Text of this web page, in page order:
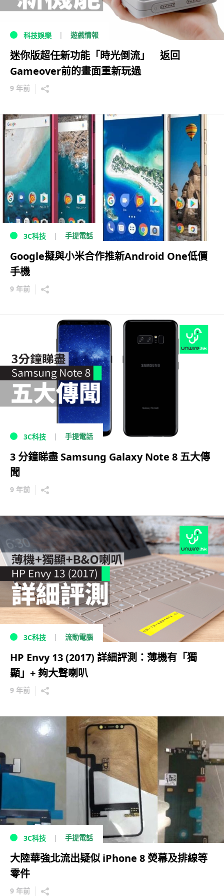
科技娛樂 遊戲情報
迷你版超任新功能「時光倒流」 返回
Gameover前的畫面重新玩過
9 年前
3C科技 手提電話
Google擬與小米合作推新Android One低價
手機
9 年前
3C科技 手提電話
3 分鐘睇盡 Samsung Galaxy Note 8 五大傳
聞
9 年前
3C科技 流動電腦
HP Envy 13 (2017) 詳細評測：薄機有「獨
顯」+ 夠大聲喇叭
9 年前
3C科技 手提電話
大陸華強北流出疑似 iPhone 8 熒幕及排線等
零件
9 年前